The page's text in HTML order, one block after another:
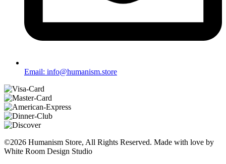
Email: info@humanism.store
©2026 Humanism Store, All Rights Reserved. Made with love by
White Room Design Studio